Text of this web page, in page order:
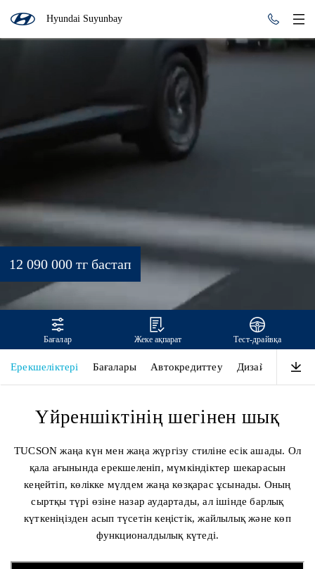
Hyundai Suyunbay
TUCSON
12 090 000 тг бастап
Бағалар Жеке ақпарат Тест-драйвқа
Ерекшеліктері Бағалары Автокредиттеу Дизайн
Үйреншіктінің шегінен шық
TUCSON жаңа күн мен жаңа жүргізу стиліне есік ашады. Ол
қала ағынында ерекшеленіп, мүмкіндіктер шекарасын
кеңейтіп, көлікке мүлдем жаңа көзқарас ұсынады. Оның
сыртқы түрі өзіне назар аудартады, ал ішінде барлық
күткеніңізден асып түсетін кеңістік, жайлылық және көп
функционалдылық күтеді.